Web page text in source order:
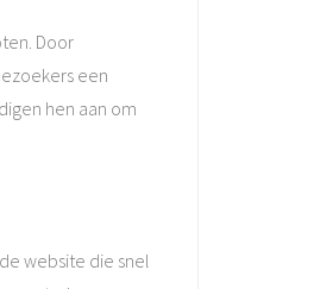
Door
een
hen aan om
website die snel